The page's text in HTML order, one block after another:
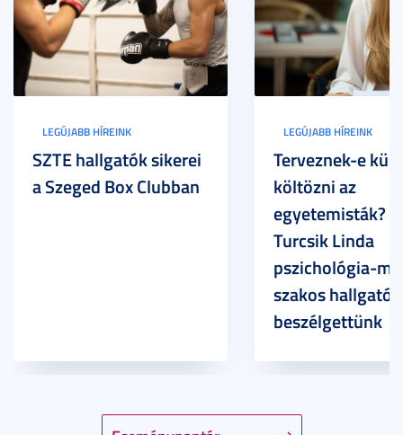
LEGÚJABB HÍREINK
SZTE hallgatók sikerei
a Szeged Box Clubban
LEGÚJABB HÍREINK
Terveznek-e
költözni az
egyetemisták? –
Turcsik Linda
pszichológia-
szakos
beszélgettünk